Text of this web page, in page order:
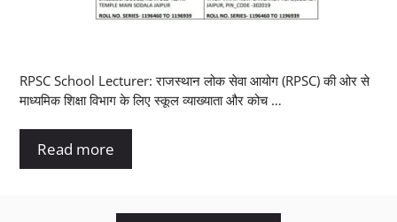
RPSC School Lecturer: राजस्थान लोक सेवा आयोग (RPSC) की ओर से
माध्यमिक शिक्षा विभाग के लिए स्कूल व्याख्याता और कोच …
Read more